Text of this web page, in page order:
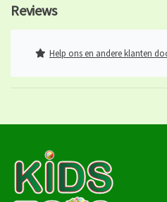
Reviews
Help ons en andere klanten